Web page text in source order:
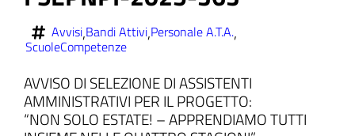
del sito
Avvisi,Bandi Attivi,Personale A.T.A.,
ScuoleCompetenze
AVVISO DI SELEZIONE DI ASSISTENTI
AMMINISTRATIVI PER IL PROGETTO:
“NON SOLO ESTATE! – APPRENDIAMO TUTTI